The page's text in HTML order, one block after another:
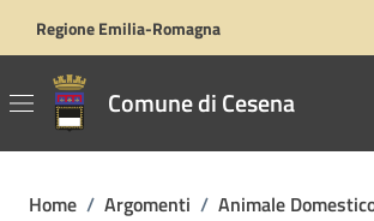
Regione Emilia-Romagna
Comune di Cesena
Home / Argomenti / Animale